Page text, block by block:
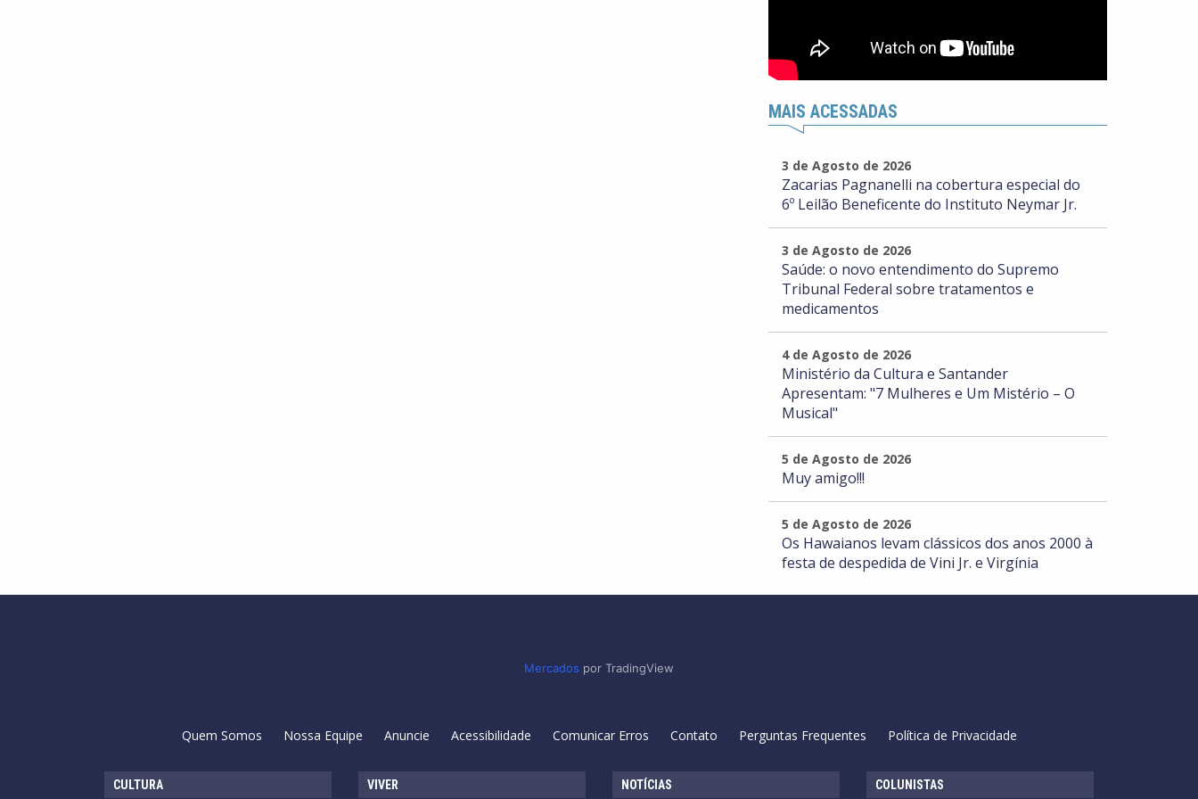
MAIS ACESSADAS
3 de Agosto de 2026
Zacarias Pagnanelli na cobertura especial do
6º Leilão Beneficente do Instituto Neymar Jr.
3 de Agosto de 2026
Saúde: o novo entendimento do Supremo
Tribunal Federal sobre tratamentos e
medicamentos
4 de Agosto de 2026
Ministério da Cultura e Santander
Apresentam: "7 Mulheres e Um Mistério – O
Musical"
5 de Agosto de 2026
Muy amigo!!!
5 de Agosto de 2026
Os Hawaianos levam clássicos dos anos 2000 à
festa de despedida de Vini Jr. e Virgínia
Mercados por TradingView
Quem Somos Nossa Equipe Anuncie Acessibilidade Comunicar Erros Contato Perguntas Frequentes Política de Privacidade
CULTURA VIVER NOTÍCIAS COLUNISTAS